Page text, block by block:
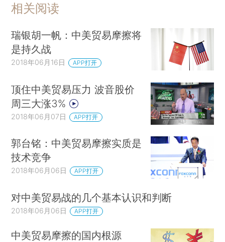
相关阅读
瑞银胡一帆：中美贸易摩擦将
是持久战
2018年06月16日 APP打开
顶住中美贸易压力 波音股价
周三大涨3%
2018年06月07日 APP打开
郭台铭：中美贸易摩擦实质是
技术竞争
2018年06月06日 APP打开
对中美贸易战的几个基本认识和判断
2018年06月06日 APP打开
中美贸易摩擦的国内根源